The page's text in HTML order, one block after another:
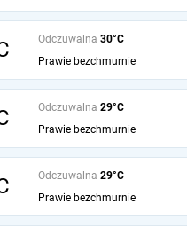
Odczuwalna 30°C
Prawie bezchmurnie
Odczuwalna 29°C
Prawie bezchmurnie
Odczuwalna 29°C
Prawie bezchmurnie